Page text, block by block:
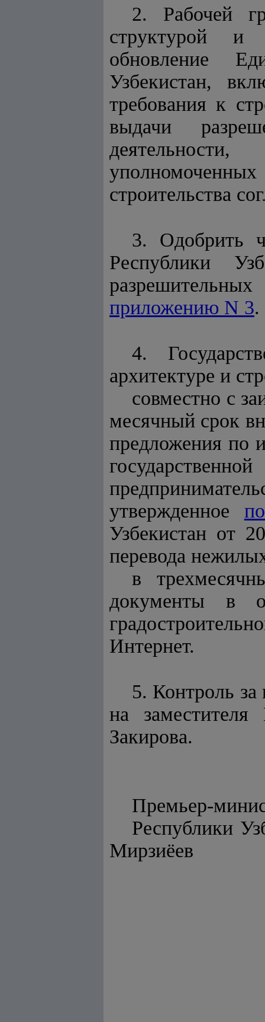
2. Рабочей
структурой и
обновление
Узбекистан,
требования к
выдачи
строительства
3. Одобрить
Республики
приложению N 3.
4.
архитектуре и
совместно с
месячный срок
предложения по
утвержденное
Узбекистан от
перевода
в
документы в
Интернет.
5. Контроль за
на
Закирова.
Премьер-
Мирзиёев